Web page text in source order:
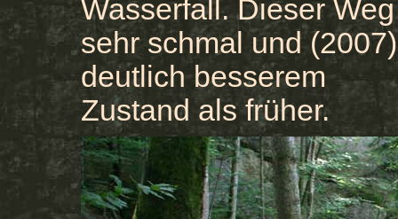
Wasserfall. Dieser
sehr schmal und
deutlich besserem
Zustand als früher.